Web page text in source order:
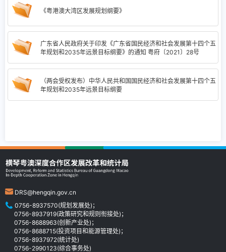
《粤港澳大湾区发展规划纲要》
广东省人民政府关于印发《广东省国民经济和社会发展第十四个五
年规划和2035年远景目标纲要》的通知 粤府〔2021〕28号
（两会受权发布）中华人民共和国国民经济和社会发展第十四个五
年规划和2035年远景目标纲要
DRS@hengqin.gov.cn
0756-8937570(规划发展处)；
0756-8937919(政策研究和规则衔接处)；
0756-8688963(创新产业处)；
0756-8688715(投资项目和能源管理处)；
0756-8937972(统计处)
0756-2990123(综合事务处)